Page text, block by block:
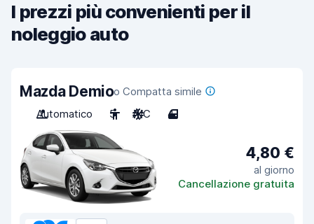
I prezzi più convenienti per il
noleggio auto
Mazda Demioo Compatta simile
Automatico
5 A/C 4
4,80 €
al giorno
Cancellazione gratuita